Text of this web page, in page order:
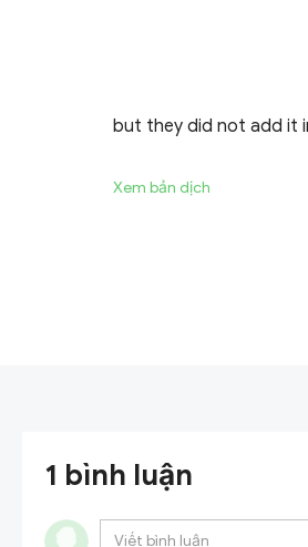
but they did not add it
Xem bản dịch
1 bình luận